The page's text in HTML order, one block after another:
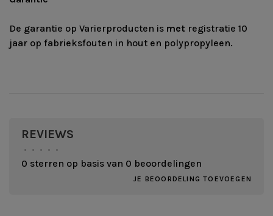
De garantie op Varierproducten is met registratie 10
jaar op fabrieksfouten in hout en polypropyleen.
REVIEWS
• • • • •
0 sterren op basis van 0 beoordelingen
JE BEOORDELING TOEVOEGEN